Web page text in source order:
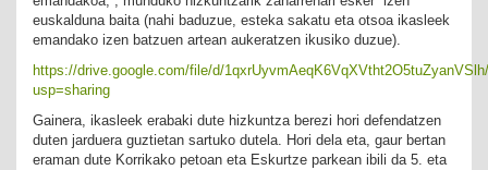
euskalduna baita (nahi baduzue, esteka sakatu eta otsoa ikasleek
emandako izen batzuen artean aukeratzen ikusiko duzue).
https://drive.google.com/file/d/
usp=sharing
Gainera, ikasleek erabaki dute hizkuntza berezi hori defendatzen
duten jarduera guztietan sartuko dutela. Hori dela eta, gaur bertan
eraman dute Korrikako petoan eta Eskurtze parkean ibili da 5. eta